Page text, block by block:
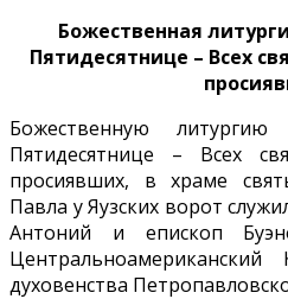
Божественная
Пятидесятнице – Всех
Божественную
Пятидесятнице – Всех
просиявших, в храме
Павла у Яузских ворот
Антоний и епископ
духовенства